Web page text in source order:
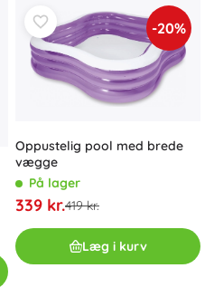
-20%
Oppustelig pool med brede
vægge
På lager
339 kr.419 kr.
Læg i kurv